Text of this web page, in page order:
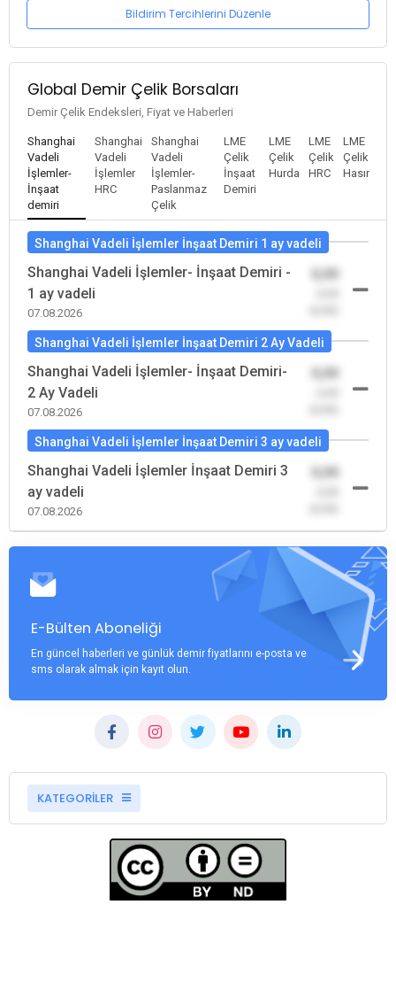
Bildirim Tercihlerini Düzenle
Global Demir Çelik Borsaları
Demir Çelik Endeksleri, Fiyat ve Haberleri
Shanghai
Vadeli
İşlemler-
İnşaat
demiri
Shanghai
Vadeli
İşlemler
HRC
Shanghai
Vadeli
İşlemler-
Paslanmaz
Çelik
LME
Çelik
İnşaat
Demiri
LME
Çelik
Hurda
LME
Çelik
HRC
LME
Çelik
Hasır
Shanghai Vadeli İşlemler İnşaat Demiri 1 ay vadeli
Shanghai Vadeli İşlemler- İnşaat Demiri -
1 ay vadeli
07.08.2026
Shanghai Vadeli İşlemler İnşaat Demiri 2 Ay Vadeli
Shanghai Vadeli İşlemler- İnşaat Demiri-
2 Ay Vadeli
07.08.2026
Shanghai Vadeli İşlemler İnşaat Demiri 3 ay vadeli
Shanghai Vadeli İşlemler İnşaat Demiri 3
ay vadeli
07.08.2026
E-Bülten Aboneliği
En güncel haberleri ve günlük demir fiyatlarını e-posta ve
sms olarak almak için kayıt olun.
KATEGORİLER